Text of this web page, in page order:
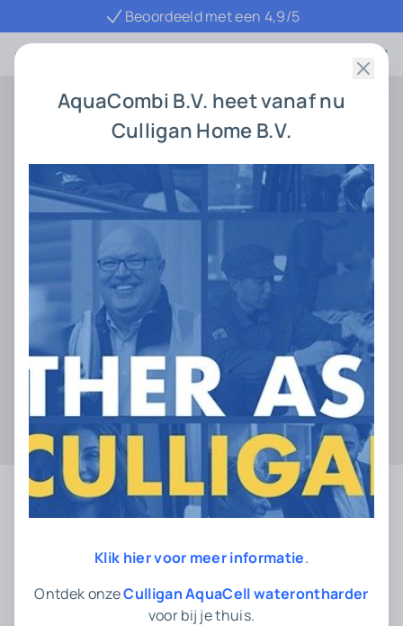
Beoordeeld met een 4,9/5
Prijs Menu
Waterbehandeling
Waterbehandeling is een complex geheel van
technieken om water onze wil op te leggen. Hieronder
een serie artikelen over waterbehandeling,
bijbehorende begrippen én de verschillende
toepassingen.
AquaCombi B.V. heet vanaf nu
Culligan Home B.V.
Klik hier voor meer informatie.
Ontdek onzeCulligan AquaCell waterontharder
voor bij je thuis.